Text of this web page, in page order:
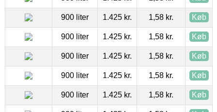
900 liter 1.425 kr. 1,58 kr. Køb
900 liter 1.425 kr. 1,58 kr. Køb
900 liter 1.425 kr. 1,58 kr. Køb
900 liter 1.425 kr. 1,58 kr. Køb
900 liter 1.425 kr. 1,58 kr. Køb